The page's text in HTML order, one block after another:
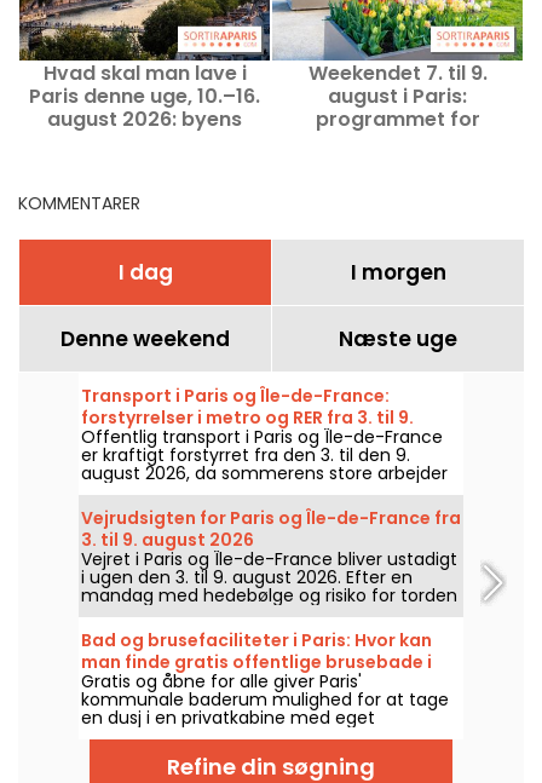
Hvad skal man lave i
Paris denne uge, 10.–16.
august 2026: byens
Weekendet 7. til 9.
august i Paris:
programmet for
KOMMENTARER
I dag I morgen
Denne weekend Næste uge
Transport i Paris og Île-de-France:
forstyrrelser i metro og RER fra 3. til 9.
august 2026
Offentlig transport i Paris og Île-de-France
er kraftigt forstyrret fra den 3. til den 9.
august 2026, da sommerens store arbejder
rammer særligt hårdt nogle linjer, ifølge
RATP og SNCF.
Vejrudsigten for Paris og Île-de-France fra
3. til 9. august 2026
Vejret i Paris og Île-de-France bliver ustadigt
i ugen den 3. til 9. august 2026. Efter en
mandag med hedebølge og risiko for torden
vil temperaturerne falde gradvist, før et
varmere og solrigt vejr vender tilbage til
weekenden.
Bad og brusefaciliteter i Paris: Hvor kan
man finde gratis offentlige brusebade i
Paris?
Gratis og åbne for alle giver Paris'
kommunale baderum mulighed for at tage
en dusj i en privatkabine med eget
toiletudstyr. En diskret, nyttig og godt
forankret service i parisernes hverdag.
Refine din søgning